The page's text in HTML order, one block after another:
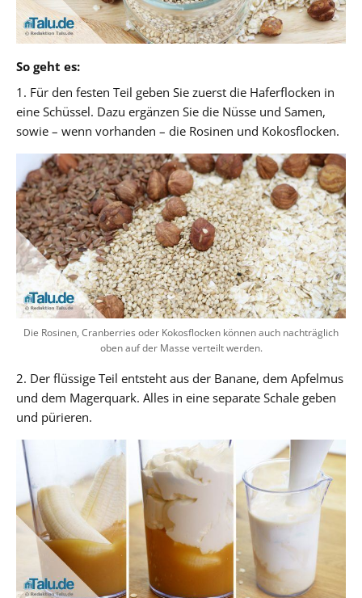
So geht es:
1. Für den festen Teil geben Sie zuerst die Haferflocken in
eine Schüssel. Dazu ergänzen Sie die Nüsse und Samen,
sowie – wenn vorhanden – die Rosinen und Kokosflocken.
Die Rosinen, Cranberries oder Kokosflocken können auch nachträglich
oben auf der Masse verteilt werden.
2. Der flüssige Teil entsteht aus der Banane, dem Apfelmus
und dem Magerquark. Alles in eine separate Schale geben
und pürieren.